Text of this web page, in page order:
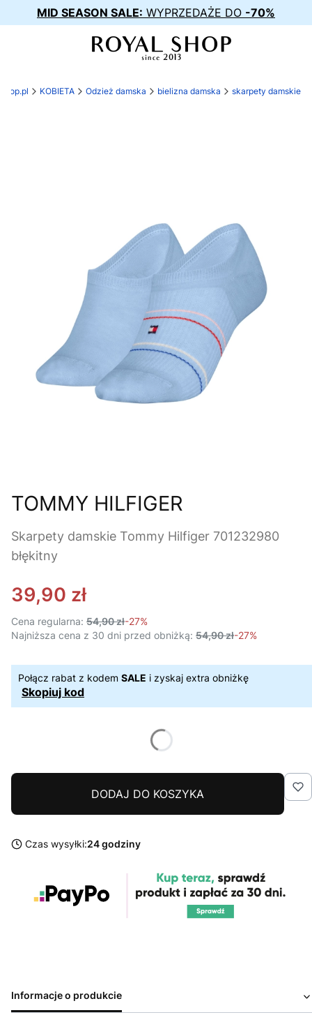
MID SEASON SALE: WYPRZEDAŻE DO -70%
KOBIETA Odzież damska bielizna damska skarpety damskie
TOMMY HILFIGER
Skarpety damskie Tommy Hilfiger 701232980
błękitny
39,90 zł
Cena regularna: 54,90 zł-27%
Najniższa cena z 30 dni przed obniżką: 54,90 zł-27%
Połącz rabat z kodem SALE i zyskaj extra obniżkę
Skopiuj kod
DODAJ DO KOSZYKA
Czas wysyłki:24 godziny
Informacje o produkcie